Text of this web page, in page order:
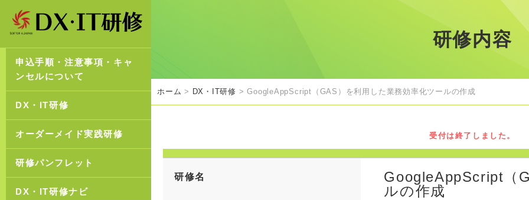
申込手順・注意事項・キャ
ンセルについて
DX・IT研修
オーダーメイド実践研修
研修パンフレット
DX・IT研修ナビ
研修内容
ホーム > DX・IT研修 > GoogleAppScript（GAS）を利用した業務効率化ツールの作成
受付は終了しました。
研修名
GoogleAppScript（
ルの作成